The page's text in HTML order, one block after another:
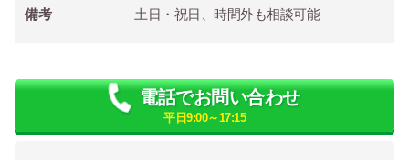
備考 土日・祝日、時間外も相談可能
電話でお問い合わせ
平日9:00～17:15